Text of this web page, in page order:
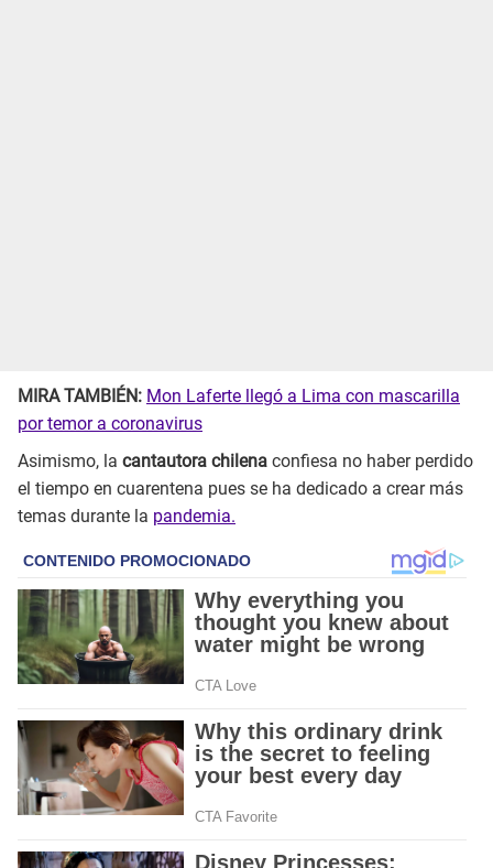
MIRA TAMBIÉN: Mon Laferte llegó a Lima con mascarilla
por temor a coronavirus
Asimismo, la cantautora chilena confiesa no haber perdido
el tiempo en cuarentena pues se ha dedicado a crear más
temas durante la pandemia.